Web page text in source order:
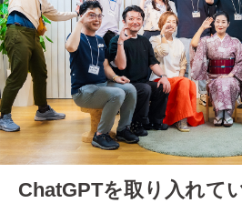
ChatGPTを取り入れて